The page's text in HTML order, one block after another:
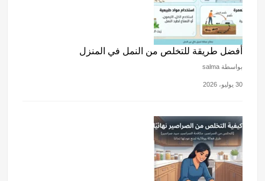
أفضل طريقة للتخلص من النمل في المنزل
بواسطة salma
30 يوليو، 2026